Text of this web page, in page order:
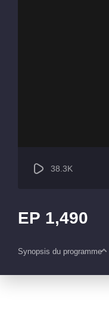
38.3K
EP 1,490
Synopsis du programme